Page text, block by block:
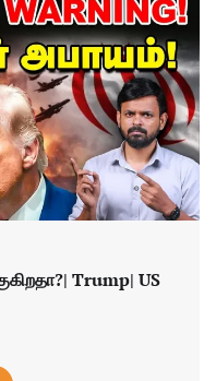
Trump| US